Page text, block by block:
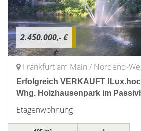
2.450.000,- €
Frankfurt am Main / Nordend-
Erfolgreich VERKAUFT
Whg. Holzhausenpark im
Etagenwohnung